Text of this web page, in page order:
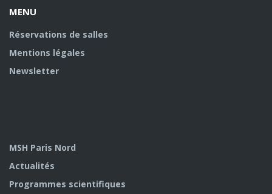
MENU
Réservations de salles
Mentions légales
Newsletter
MSH Paris Nord
Actualités
Programmes scientifiques